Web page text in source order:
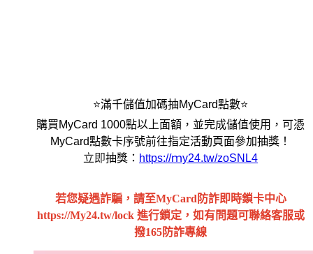
⭐滿千儲值加碼抽MyCard點數⭐
購買MyCard 1000點以上面額，並完成儲值使用，可憑
MyCard點數卡序號前往指定活動頁面參加抽獎！
立即抽獎 ： https://ｍy24.tw/zoSNL4
若您疑遇詐騙，請至MyCard防詐即時鎖卡中心
https://My24.tw/lock 進行鎖定，如有問題可聯絡客服或
撥165防詐專線